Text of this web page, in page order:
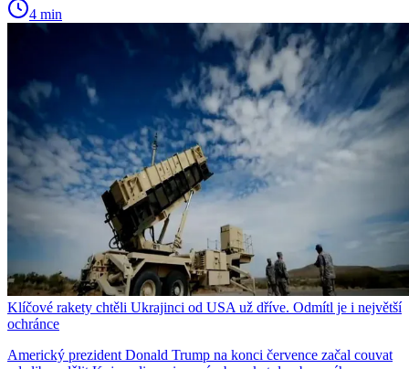
4 min
Klíčové rakety chtěli Ukrajinci od USA už dříve. Odmítl je i největší
ochránce
Americký prezident Donald Trump na konci července začal couvat